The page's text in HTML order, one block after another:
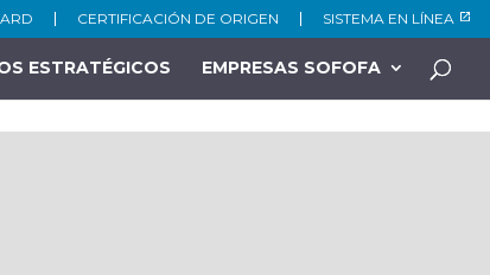
CERTIFICACIÓN DE ORIGEN SISTEMA EN LÍNEA
ESTRATÉGICOS EMPRESAS SOFOFA